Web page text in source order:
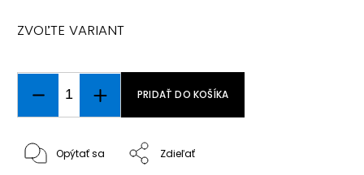
ZVOĽTE VARIANT
PRIDAŤ DO KOŠÍKA
Opýtať sa Zdieľať